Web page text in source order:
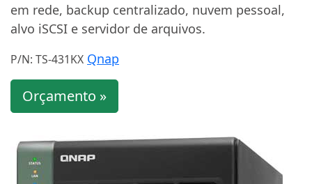
em rede, backup centralizado, nuvem pessoal,
alvo iSCSI e servidor de arquivos.
P/N: TS-431KX Qnap
Orçamento »